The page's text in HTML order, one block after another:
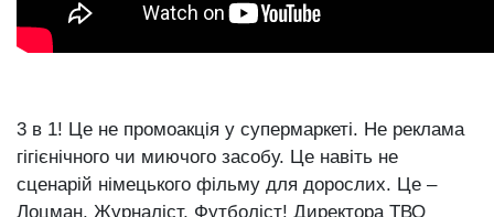
3 в 1! Це не промоакція у супермаркеті. Не реклама
гігієнічного чи миючого засобу. Це навіть не
сценарій німецького фільму для дорослих. Це –
Лоцман, Журналіст, Футболіст! Директора ТВО